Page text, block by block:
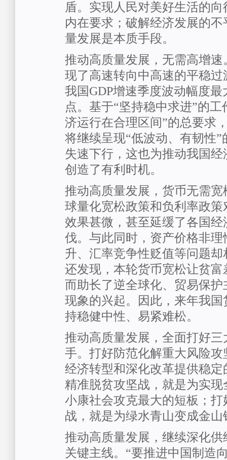
盾。实现人民对美好生活的
内在要求；破解经济发展的
量发展是本质手段。
推动高质量发展，无需高增
现了高速转向中高速的平稳过
我国GDP增速季度波动幅度
点。基于“坚持稳中求进”的
济运行在合理区间”的总要求
将继续呈现“低波动、有韧性
失速下行，这也为推动我国
创造了有利时机。
推动高质量发展，货币无需
球量化宽松政策和负利率政
效果甚微，甚至延缓了各国
伐。与此同时，资产价格非
升、汇率竞争性贬值等问题
还发现，本轮货币宽松让贫
而助长了逆全球化、贸易保
现象的兴起。因此，来年我
持稳健中性、易紧难松。
推动高质量发展，全面打好
手。打好防范化解重大风险
经济转型和深化改革提供稳
精准脱贫攻坚战，就是为实
小康社会攻克最大的短板；
战，就是为绿水青山变成金
推动高质量发展，继续深化
关键主线。“要推进中国制造